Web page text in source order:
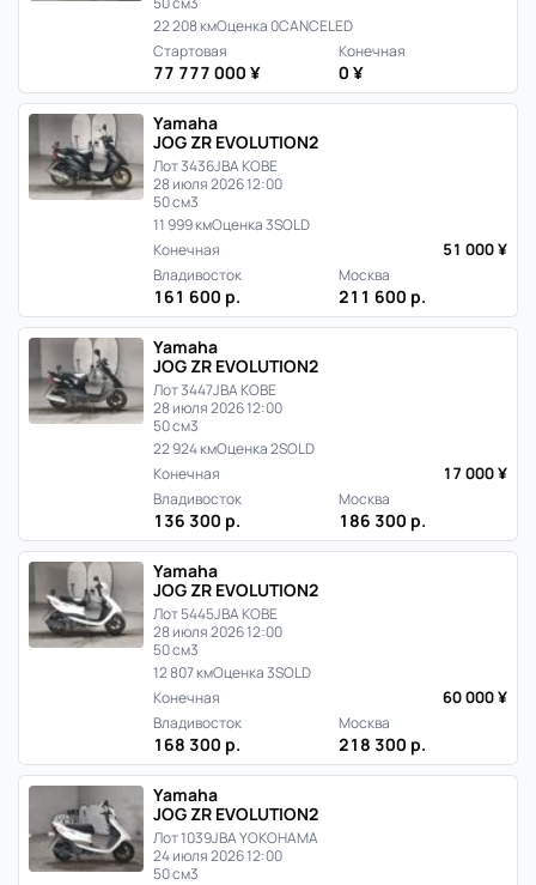
22 208 кмОценка 0CANCELED
Стартовая
77 777 000 ¥
Конечная
0 ¥
Yamaha
JOG ZR EVOLUTION2
Лот 3436JBA KOBE
28 июля 2026 12:00
50 см3
11 999 кмОценка 3SOLD
Конечная
51 000 ¥
Владивосток
161 600 р.
Москва
211 600 р.
Yamaha
JOG ZR EVOLUTION2
Лот 3447JBA KOBE
28 июля 2026 12:00
50 см3
22 924 кмОценка 2SOLD
Конечная
17 000 ¥
Владивосток
136 300 р.
Москва
186 300 р.
Yamaha
JOG ZR EVOLUTION2
Лот 5445JBA KOBE
28 июля 2026 12:00
50 см3
12 807 кмОценка 3SOLD
Конечная
60 000 ¥
Владивосток
168 300 р.
Москва
218 300 р.
Yamaha
JOG ZR EVOLUTION2
Лот 1039JBA YOKOHAMA
24 июля 2026 12:00
50 см3